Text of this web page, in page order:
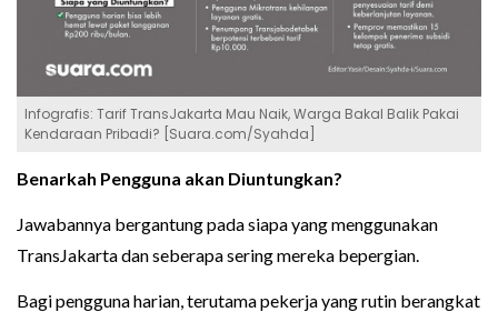
Infografis: Tarif TransJakarta Mau Naik, Warga Bakal Balik Pakai
Kendaraan Pribadi? [Suara.com/Syahda]
Benarkah Pengguna akan Diuntungkan?
Jawabannya bergantung pada siapa yang menggunakan
TransJakarta dan seberapa sering mereka bepergian.
Bagi pengguna harian, terutama pekerja yang rutin berangkat